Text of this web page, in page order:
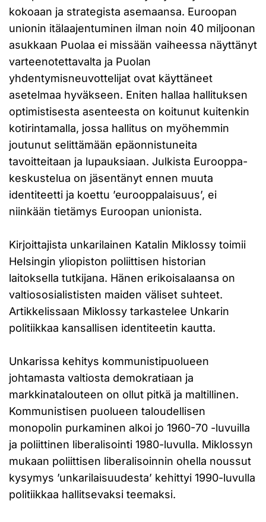
kokoaan ja strategista asemaansa. Euroopan
unionin itälaajentuminen ilman noin 40 miljoonan
asukkaan Puolaa ei missään vaiheessa näyttänyt
varteenotettavalta ja Puolan
yhdentymisneuvottelijat ovat käyttäneet
asetelmaa hyväkseen. Eniten hallaa hallituksen
optimistisesta asenteesta on koitunut kuitenkin
kotirintamalla, jossa hallitus on myöhemmin
joutunut selittämään epäonnistuneita
tavoitteitaan ja lupauksiaan. Julkista Eurooppa-
keskustelua on jäsentänyt ennen muuta
identiteetti ja koettu ’eurooppalaisuus’, ei
niinkään tietämys Euroopan unionista.
Kirjoittajista unkarilainen Katalin Miklossy toimii
Helsingin yliopiston poliittisen historian
laitoksella tutkijana. Hänen erikoisalaansa on
valtiososialististen maiden väliset suhteet.
Artikkelissaan Miklossy tarkastelee Unkarin
politiikkaa kansallisen identiteetin kautta.
Unkarissa kehitys kommunistipuolueen
johtamasta valtiosta demokratiaan ja
markkinatalouteen on ollut pitkä ja maltillinen.
Kommunistisen puolueen taloudellisen
monopolin purkaminen alkoi jo 1960-70 -luvuilla
ja poliittinen liberalisointi 1980-luvulla. Miklossyn
mukaan poliittisen liberalisoinnin ohella noussut
kysymys ’unkarilaisuudesta’ kehittyi 1990-luvulla
politiikkaa hallitsevaksi teemaksi.